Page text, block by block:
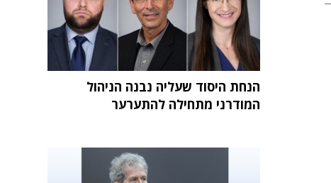
הנחת היסוד שעליה נבנה הניהול
המודרני מתחילה להתערער